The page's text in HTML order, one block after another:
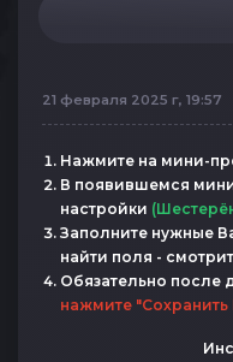
21 февраля 2025 г, 19:57
Нажмите на мини-
В появившемся
настройки
Заполните нужные
найти поля -
Обязательно
нажмите